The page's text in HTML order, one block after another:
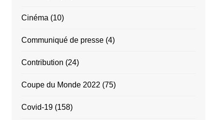
Cinéma (10)
Communiqué de presse(4)
Contribution (24)
Coupe du Monde 2022 (75)
Covid-19(158)